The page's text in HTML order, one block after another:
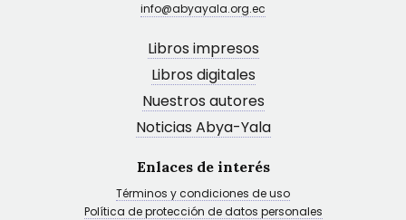
info@abyayala.org.ec
Libros impresos
Libros digitales
Nuestros autores
Noticias Abya-Yala
Enlaces de interés
Términos y condiciones de uso
Política de protección de datos personales